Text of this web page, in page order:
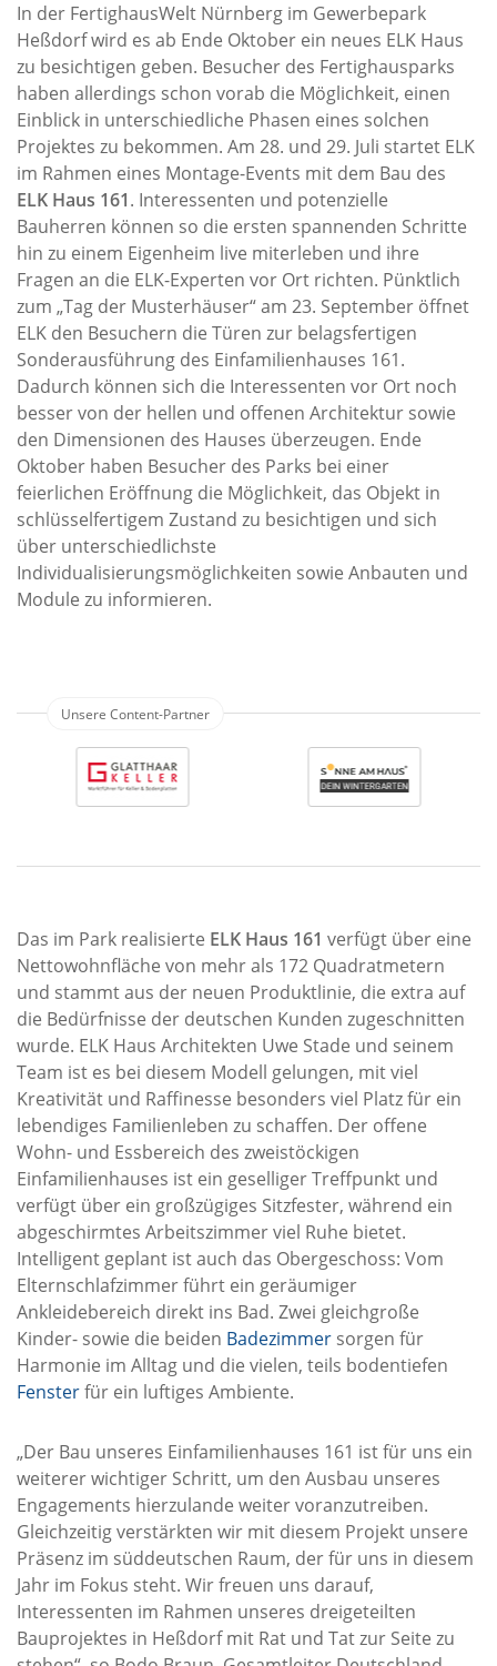
In der FertighausWelt Nürnberg im Gewerbepark
Heßdorf wird es ab Ende Oktober ein neues ELK Haus
zu besichtigen geben. Besucher des Fertighausparks
haben allerdings schon vorab die Möglichkeit, einen
Einblick in unterschiedliche Phasen eines solchen
Projektes zu bekommen. Am 28. und 29. Juli startet ELK
im Rahmen eines Montage-Events mit dem Bau des
ELK Haus 161. Interessenten und potenzielle
Bauherren können so die ersten spannenden Schritte
hin zu einem Eigenheim live miterleben und ihre
Fragen an die ELK-Experten vor Ort richten. Pünktlich
zum „Tag der Musterhäuser“ am 23. September öffnet
ELK den Besuchern die Türen zur belagsfertigen
Sonderausführung des Einfamilienhauses 161.
Dadurch können sich die Interessenten vor Ort noch
besser von der hellen und offenen Architektur sowie
den Dimensionen des Hauses überzeugen. Ende
Oktober haben Besucher des Parks bei einer
feierlichen Eröffnung die Möglichkeit, das Objekt in
schlüsselfertigem Zustand zu besichtigen und sich
über unterschiedlichste
Individualisierungsmöglichkeiten sowie Anbauten und
Module zu informieren.
Das im Park realisierte ELK Haus 161 verfügt über eine
Nettowohnfläche von mehr als 172 Quadratmetern
und stammt aus der neuen Produktlinie, die extra auf
die Bedürfnisse der deutschen Kunden zugeschnitten
wurde. ELK Haus Architekten Uwe Stade und seinem
Team ist es bei diesem Modell gelungen, mit viel
Kreativität und Raffinesse besonders viel Platz für ein
lebendiges Familienleben zu schaffen. Der offene
Wohn- und Essbereich des zweistöckigen
Einfamilienhauses ist ein geselliger Treffpunkt und
verfügt über ein großzügiges Sitzfester, während ein
abgeschirmtes Arbeitszimmer viel Ruhe bietet.
Intelligent geplant ist auch das Obergeschoss: Vom
Elternschlafzimmer führt ein geräumiger
Ankleidebereich direkt ins Bad. Zwei gleichgroße
Kinder- sowie die beiden Badezimmer sorgen für
Harmonie im Alltag und die vielen, teils bodentiefen
Fensterfür ein luftiges Ambiente.
„Der Bau unseres Einfamilienhauses 161 ist für uns ein
weiterer wichtiger Schritt, um den Ausbau unseres
Engagements hierzulande weiter voranzutreiben.
Gleichzeitig verstärkten wir mit diesem Projekt unsere
Präsenz im süddeutschen Raum, der für uns in diesem
Jahr im Fokus steht. Wir freuen uns darauf,
Interessenten im Rahmen unseres dreigeteilten
Bauprojektes in Heßdorf mit Rat und Tat zur Seite zu